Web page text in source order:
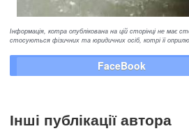
Інформація, котра опублікована на цій сторінці не має
стосуються фізичних та юридичних осіб, котрі її
FaceBook
Інші публікації автора